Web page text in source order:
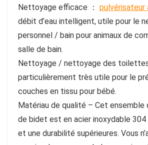
Nettoyage efficace ： pulvérisateur
débit d’eau intelligent, utile pour le
personnel / bain pour animaux de
salle de bain.
Nettoyage / nettoyage des
particulièrement très utile pour le
couches en tissu pour bébé.
Matériau de qualité – Cet ensemble
de bidet est en acier inoxydable 304
et une durabilité supérieures. Vous